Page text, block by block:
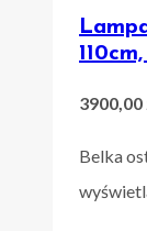
3900,00
Belka